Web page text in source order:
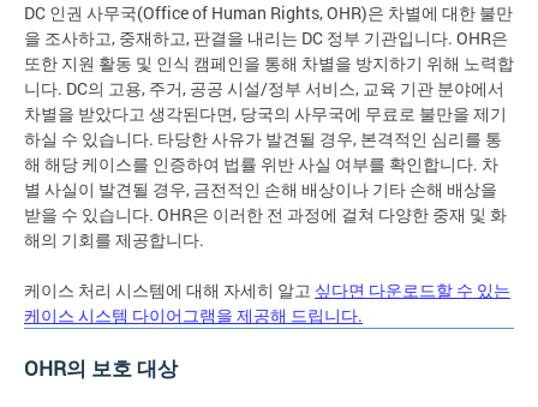
DC 인권 사무국(Office of Human Rights, OHR)은 차별에 대한 불만
을 조사하고, 중재하고, 판결을 내리는 DC 정부 기관입니다. OHR은
또한 지원 활동 및 인식 캠페인을 통해 차별을 방지하기 위해 노력합
니다. DC의 고용, 주거, 공공 시설/정부 서비스, 교육 기관 분야에서
차별을 받았다고 생각된다면, 당국의 사무국에 무료로 불만을 제기
하실 수 있습니다. 타당한 사유가 발견될 경우, 본격적인 심리를 통
해 해당 케이스를 인증하여 법률 위반 사실 여부를 확인합니다. 차
별 사실이 발견될 경우, 금전적인 손해 배상이나 기타 손해 배상을
받을 수 있습니다. OHR은 이러한 전 과정에 걸쳐 다양한 중재 및 화
해의 기회를 제공합니다.
케이스 처리 시스템에 대해 자세히 알고 싶다면 다운로드할 수 있는
케이스 시스템 다이어그램을 제공해 드립니다.
OHR의 보호 대상